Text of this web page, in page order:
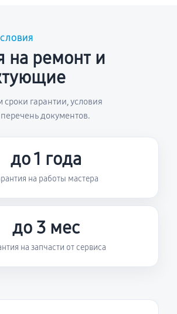
на ремонт и
гарантии, условия
документов.
до 1 года
на работы мастера
до 3 мес
на запчасти от сервиса